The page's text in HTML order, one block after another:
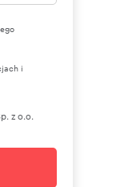
i
z o.o.